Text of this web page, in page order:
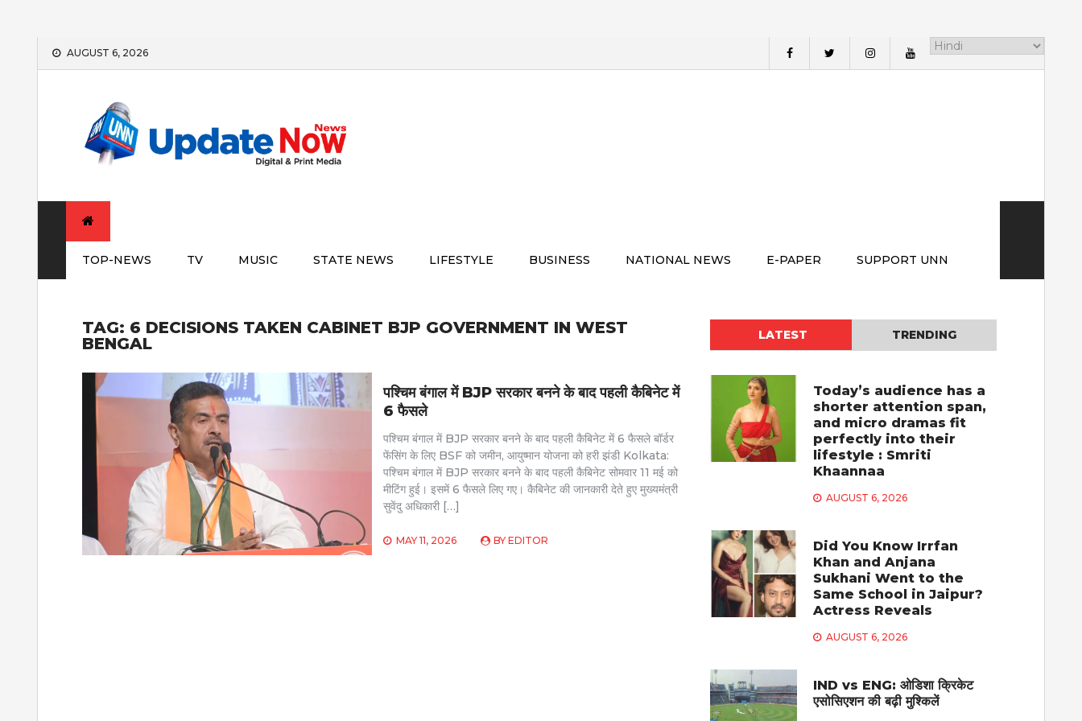
AUGUST 6, 2026
TOP-NEWS TV MUSIC STATE NEWS LIFESTYLE BUSINESS NATIONAL NEWS E-PAPER SUPPORT UNN
TAG: 6 DECISIONS TAKEN CABINET BJP GOVERNMENT IN WEST
BENGAL
पश्चिम बंगाल में BJP सरकार बनने के बाद पहली कैबिनेट में
6 फैसले
पश्चिम बंगाल में BJP सरकार बनने के बाद पहली कैबिनेट में 6 फैसले बॉर्डर
फेंसिंग के लिए BSF को जमीन, आयुष्मान योजना को हरी झंडी Kolkata:
पश्चिम बंगाल में BJP सरकार बनने के बाद पहली कैबिनेट सोमवार 11 मई को
मीटिंग हुई। इसमें 6 फैसले लिए गए। कैबिनेट की जानकारी देते हुए मुख्यमंत्री
सुवेंदु अधिकारी […]
MAY 11, 2026 BY EDITOR
LATEST TRENDING
Today’s audience has a
shorter attention span,
and micro dramas fit
perfectly into their
lifestyle : Smriti
Khaannaa
AUGUST 6, 2026
Did You Know Irrfan
Khan and Anjana
Sukhani Went to the
Same School in Jaipur?
Actress Reveals
AUGUST 6, 2026
IND vs ENG: ओडिशा क्रिकेट
एसोसिएशन की बढ़ी मुश्किलें